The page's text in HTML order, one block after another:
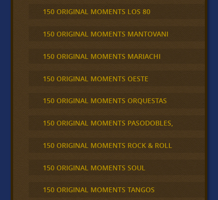
150 ORIGINAL MOMENTS LOS 80
150 ORIGINAL MOMENTS MANTOVANI
150 ORIGINAL MOMENTS MARIACHI
150 ORIGINAL MOMENTS OESTE
150 ORIGINAL MOMENTS ORQUESTAS
150 ORIGINAL MOMENTS PASODOBLES,
150 ORIGINAL MOMENTS ROCK & ROLL
150 ORIGINAL MOMENTS SOUL
150 ORIGINAL MOMENTS TANGOS